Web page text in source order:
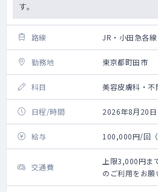
す。
路線 JR・小田急各線
勤務地 東京都町田市
科目 美容皮膚科・不
日程/時間 2026年8月20
給与 100,000円/回（
交通費
上限3,000円ま
のご利用をお
クシー利用要相